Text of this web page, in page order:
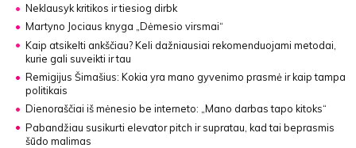
Neklausyk kritikos ir tiesiog dirbk
Martyno Jociaus knyga „Dėmesio virsmai“
Kaip atsikelti ankščiau?Keli dažniausiai rekomenduojami metodai,
kurie gali suveikti ir tau
Remigijus Šimašius: Kokia yra mano gyvenimo prasmė ir kaip tampa
politikais
Dienoraščiai iš mėnesio be interneto: „Mano darbas tapo kitoks“
Pabandžiau susikurti elevator pitchir supratau, kad tai beprasmis
šūdo malimas